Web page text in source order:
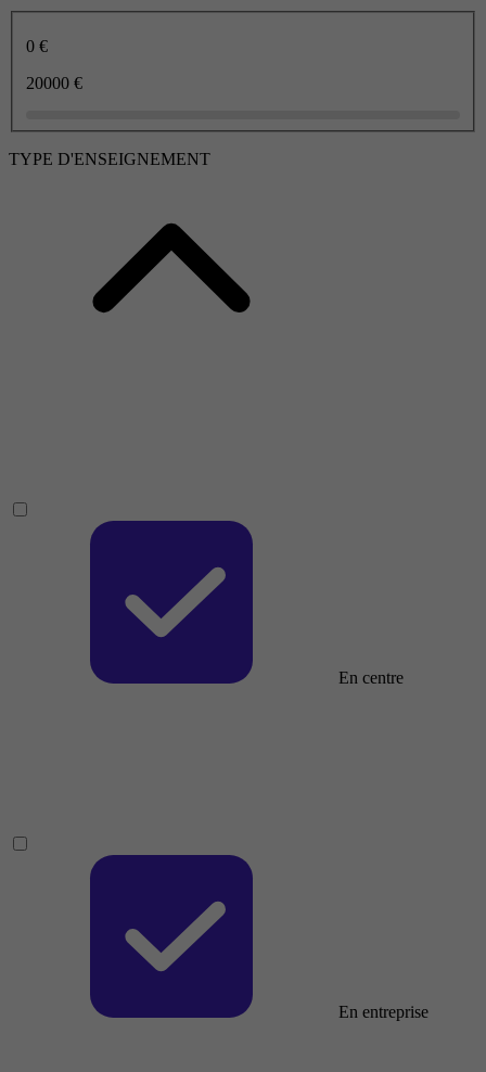
0 €
20000 €
TYPE D'ENSEIGNEMENT
En centre
En entreprise